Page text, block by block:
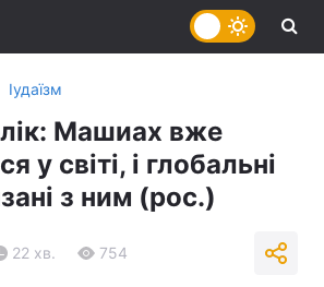
Іудаїзм
Машиах вже
у світі, і глобальні
з ним (рос.)
22 хв. 754